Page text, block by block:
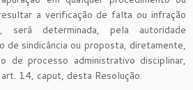
a verificação de falta ou infração
será determinada, pela autoridade
de sindicância ou proposta, diretamente,
de processo administrativo disciplinar,
14, caput, desta Resolução.